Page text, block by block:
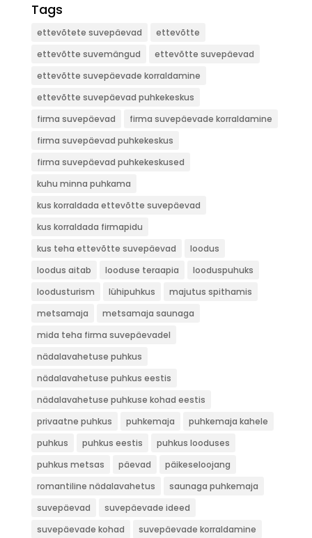
Tags
ettevõtete suvepäevad
ettevõtte
ettevõtte suvemängud
ettevõtte suvepäevad
ettevõtte suvepäevade korraldamine
ettevõtte suvepäevad puhkekeskus
firma suvepäevad
firma suvepäevade korraldamine
firma suvepäevad puhkekeskus
firma suvepäevad puhkekeskused
kuhu minna puhkama
kus korraldada ettevõtte suvepäevad
kus korraldada firmapidu
kus teha ettevõtte suvepäevad
loodus
loodus aitab
looduse teraapia
looduspuhuks
loodusturism
lühipuhkus
majutus spithamis
metsamaja
metsamaja saunaga
mida teha firma suvepäevadel
nädalavahetuse puhkus
nädalavahetuse puhkus eestis
nädalavahetuse puhkuse kohad eestis
privaatne puhkus
puhkemaja
puhkemaja kahele
puhkus
puhkus eestis
puhkus looduses
puhkus metsas
päevad
päikeseloojang
romantiline nädalavahetus
saunaga puhkemaja
suvepäevad
suvepäevade ideed
suvepäevade kohad
suvepäevade korraldamine